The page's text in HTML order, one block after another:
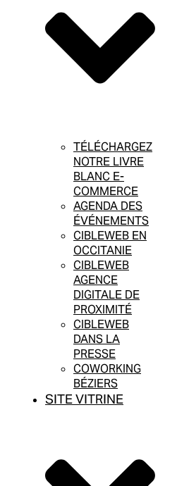
TÉLÉCHARGEZ
NOTRE LIVRE
BLANC E-
COMMERCE
AGENDA DES
ÉVÉNEMENTS
CIBLEWEB EN
OCCITANIE
CIBLEWEB
AGENCE
DIGITALE DE
PROXIMITÉ
CIBLEWEB
DANS LA
PRESSE
COWORKING
BÉZIERS
SITE VITRINE